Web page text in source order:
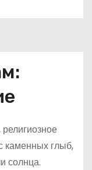
каменных глыб,
солнца.